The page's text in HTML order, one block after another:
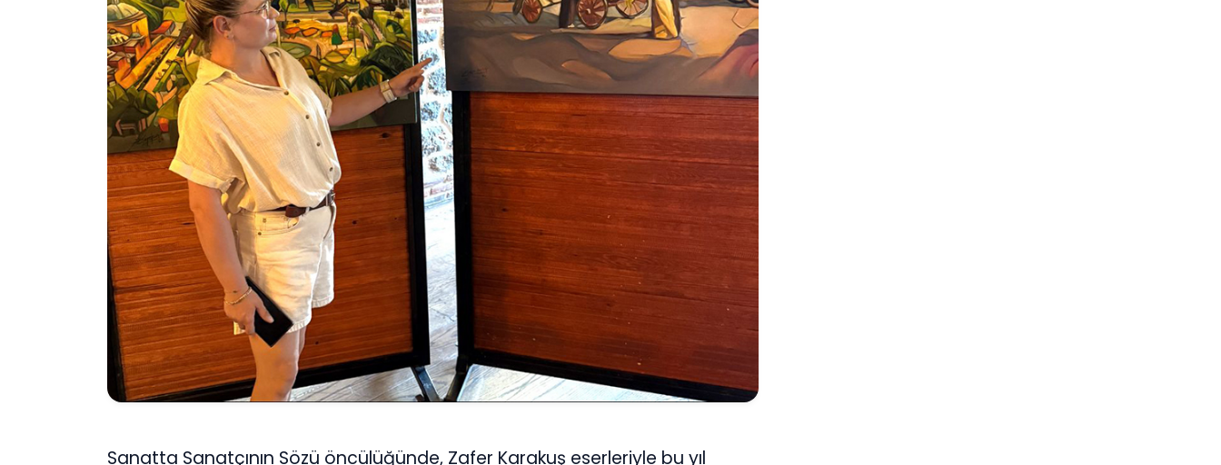
Sanatta Sanatçının Sözü öncülüğünde, Zafer Karakuş eserleriyle bu yıl